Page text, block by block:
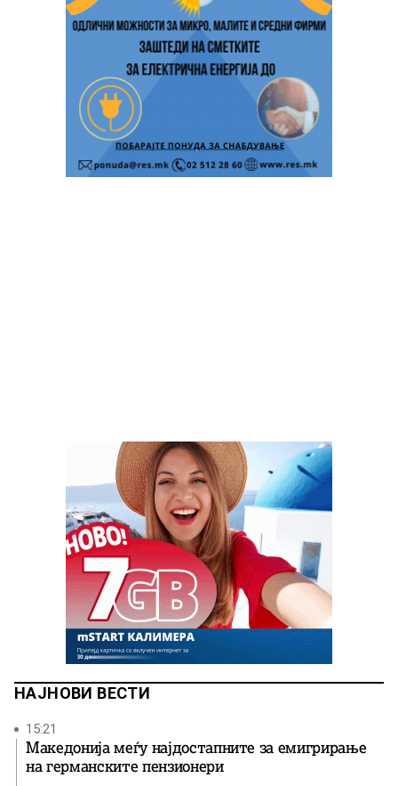
НАЈНОВИ ВЕСТИ
15:21
Македонија меѓу најдостапните за емигрирање
на германските пензионери